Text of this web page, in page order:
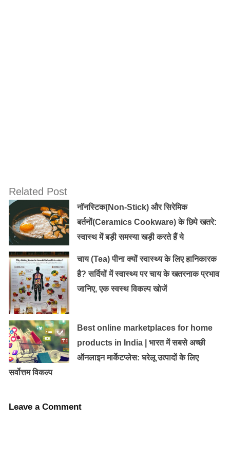
Old Random Post
कान के रोग का आयुर्वेदिक उपचार
15 Extremely Useful Everyday Hacks
Which Will Make Your Life A Whole Lot
Easier
Related Post
नॉनस्टिक(Non-Stick) और सिरेमिक
बर्तनों(Ceramics Cookware) के छिपे खतरे:
स्वास्थ में बड़ी समस्या खड़ी करते हैं ये
चाय (Tea) पीना क्यों स्वास्थ्य के लिए हानिकारक
है? सर्दियों में स्वास्थ्य पर चाय के खतरनाक प्रभाव
जानिए, एक स्वस्थ विकल्प खोजें
Best online marketplaces for home
products in India | भारत में सबसे अच्छी
ऑनलाइन मार्केटप्लेस: घरेलू उत्पादों के लिए
सर्वोत्तम विकल्प
Leave a Comment